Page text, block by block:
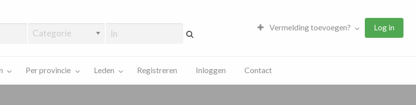
Vermelding toevoegen? Log in
Per provincie Leden Registreren Inloggen Contact